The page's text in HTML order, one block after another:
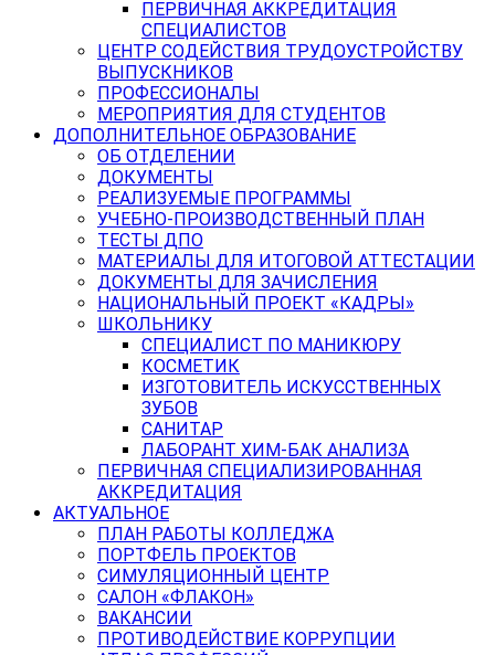
ПЕРВИЧНАЯ АККРЕДИТАЦИЯ
СПЕЦИАЛИСТОВ
ЦЕНТР СОДЕЙСТВИЯ ТРУДОУСТРОЙСТВУ
ВЫПУСКНИКОВ
ПРОФЕССИОНАЛЫ
МЕРОПРИЯТИЯ ДЛЯ СТУДЕНТОВ
ДОПОЛНИТЕЛЬНОЕ ОБРАЗОВАНИЕ
ОБ ОТДЕЛЕНИИ
ДОКУМЕНТЫ
РЕАЛИЗУЕМЫЕ ПРОГРАММЫ
УЧЕБНО-ПРОИЗВОДСТВЕННЫЙ ПЛАН
ТЕСТЫ ДПО
МАТЕРИАЛЫ ДЛЯ ИТОГОВОЙ АТТЕСТАЦИИ
ДОКУМЕНТЫ ДЛЯ ЗАЧИСЛЕНИЯ
НАЦИОНАЛЬНЫЙ ПРОЕКТ «КАДРЫ»
ШКОЛЬНИКУ
СПЕЦИАЛИСТ ПО МАНИКЮРУ
КОСМЕТИК
ИЗГОТОВИТЕЛЬ ИСКУССТВЕННЫХ
ЗУБОВ
САНИТАР
ЛАБОРАНТ ХИМ-БАК АНАЛИЗА
ПЕРВИЧНАЯ СПЕЦИАЛИЗИРОВАННАЯ
АККРЕДИТАЦИЯ
АКТУАЛЬНОЕ
ПЛАН РАБОТЫ КОЛЛЕДЖА
ПОРТФЕЛЬ ПРОЕКТОВ
СИМУЛЯЦИОННЫЙ ЦЕНТР
САЛОН «ФЛАКОН»
ВАКАНСИИ
ПРОТИВОДЕЙСТВИЕ КОРРУПЦИИ